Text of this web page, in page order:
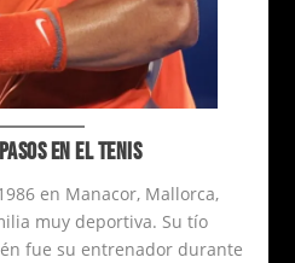
EN EL TENIS
en Manacor, Mallorca,
muy deportiva. Su tío
fue su entrenador durante